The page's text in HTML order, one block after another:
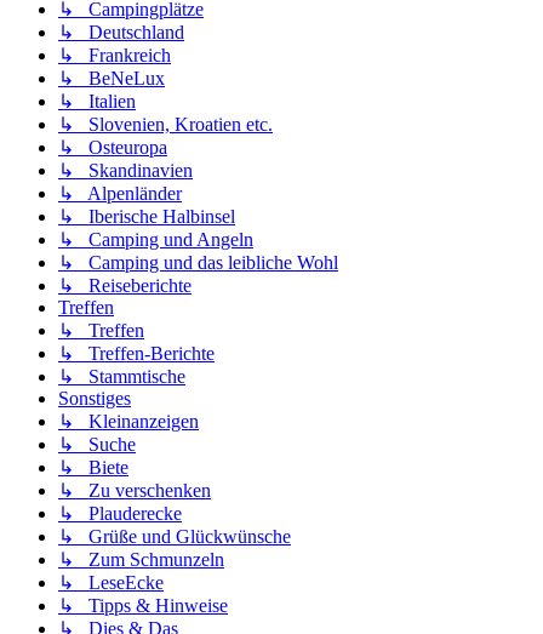
↳ Campingplätze
↳ Deutschland
↳ Frankreich
↳ BeNeLux
↳ Italien
↳ Slovenien, Kroatien etc.
↳ Osteuropa
↳ Skandinavien
↳ Alpenländer
↳ Iberische Halbinsel
↳ Camping und Angeln
↳ Camping und das leibliche Wohl
↳ Reiseberichte
Treffen
↳ Treffen
↳ Treffen-Berichte
↳ Stammtische
Sonstiges
↳ Kleinanzeigen
↳ Suche
↳ Biete
↳ Zu verschenken
↳ Plauderecke
↳ Grüße und Glückwünsche
↳ Zum Schmunzeln
↳ LeseEcke
↳ Tipps & Hinweise
↳ Dies & Das